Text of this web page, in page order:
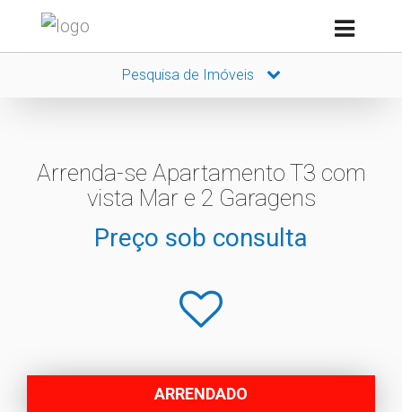
Pesquisa de Imóveis
Arrenda-se Apartamento T3 com
vista Mar e 2 Garagens
Preço sob consulta
ARRENDADO